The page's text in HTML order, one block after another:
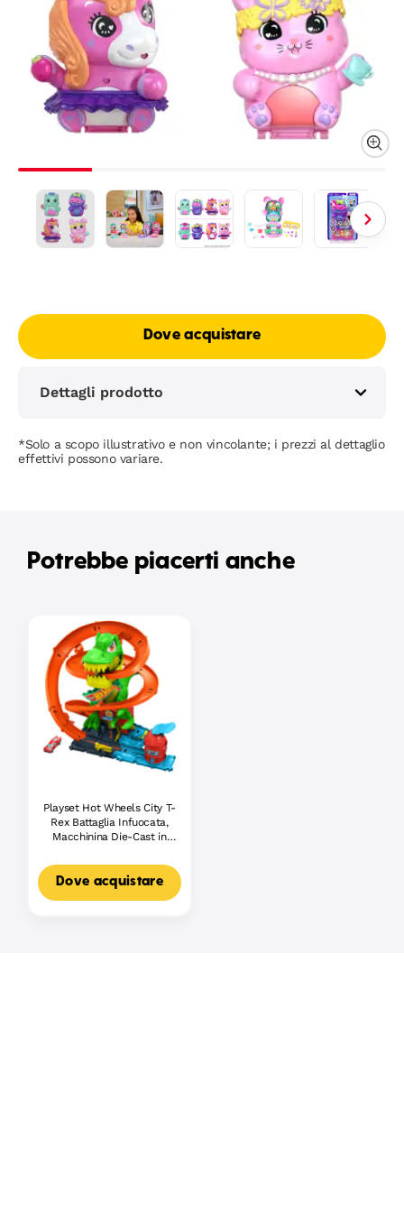
Dove acquistare
Dettagli prodotto
*Solo a scopo illustrativo e non vincolante; i prezzi al dettaglio
effettivi possono variare.
Potrebbe piacerti anche
Playset Hot Wheels City T-
Rex Battaglia Infuocata,
Macchinina Die-Cast in
Nemico
Dove acquistare